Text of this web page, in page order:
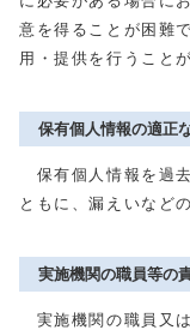
意を得ることが困難
用・提供を行うこと
保有個人情報の適正
保有個人情報を過
ともに、漏えいなど
実施機関の職員等の
実施機関の職員又